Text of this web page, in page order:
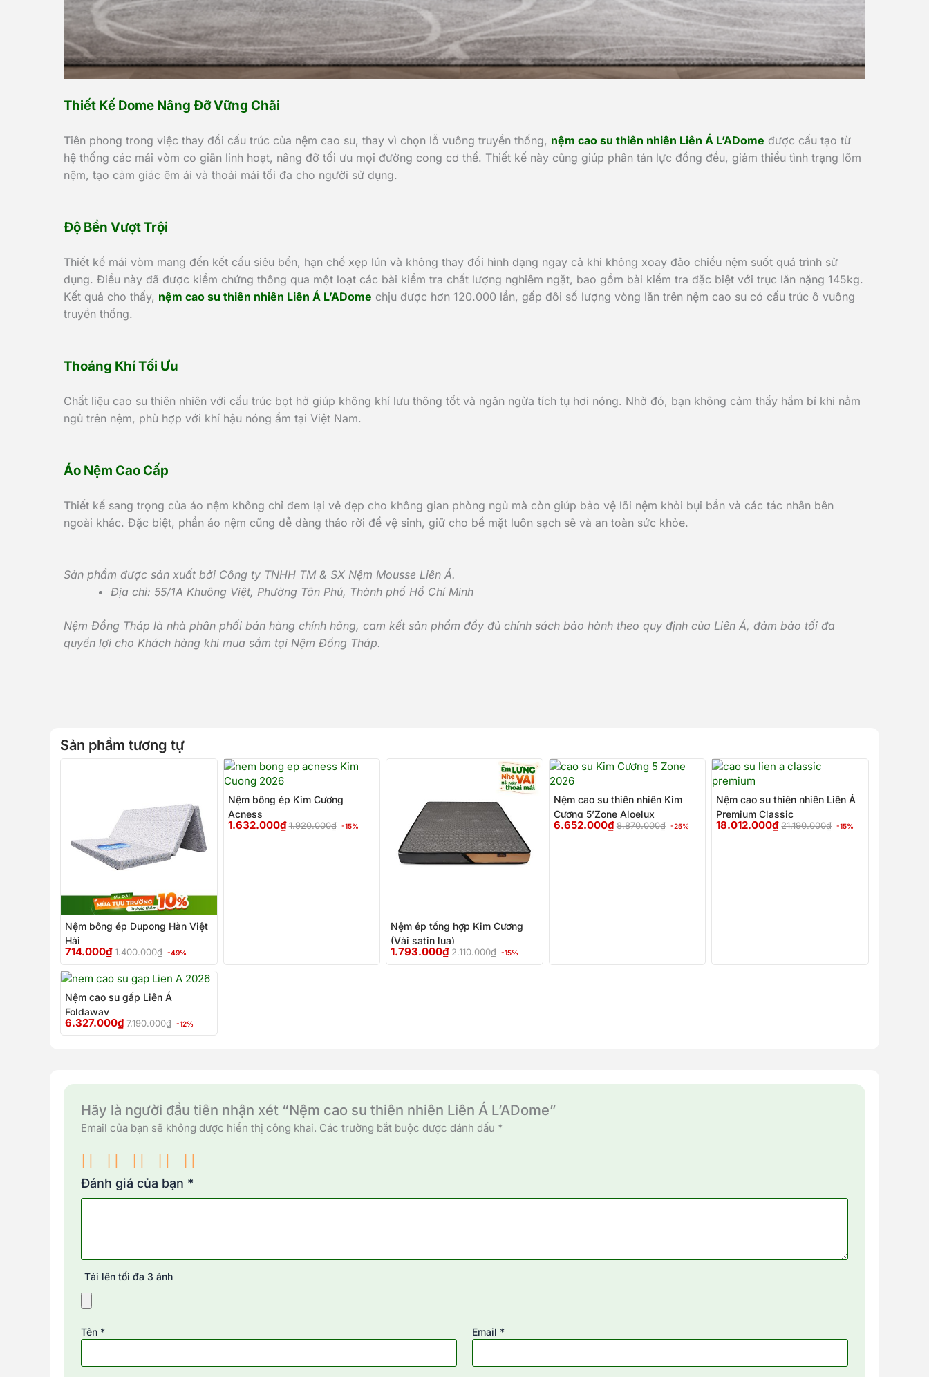
Thiết Kế Dome Nâng Đỡ Vững Chãi
Tiên phong trong việc thay đổi cấu trúc của nệm cao su, thay vì chọn lỗ vuông truyền thống, nệm cao su thiên nhiên Liên Á L’ADome được cấu tạo từ
hệ thống các mái vòm co giãn linh hoạt, nâng đỡ tối ưu mọi đường cong cơ thể. Thiết kế này cũng giúp phân tán lực đồng đều, giảm thiểu tình trạng lõm
nệm, tạo cảm giác êm ái và thoải mái tối đa cho người sử dụng.
Độ Bền Vượt Trội
Thiết kế mái vòm mang đến kết cấu siêu bền, hạn chế xẹp lún và không thay đổi hình dạng ngay cả khi không xoay đảo chiều nệm suốt quá trình sử
dụng. Điều này đã được kiểm chứng thông qua một loạt các bài kiểm tra chất lượng nghiêm ngặt, bao gồm bài kiểm tra đặc biệt với trục lăn nặng 145kg.
Kết quả cho thấy, nệm cao su thiên nhiên Liên Á L’ADome chịu được hơn 120.000 lần, gấp đôi số lượng vòng lăn trên nệm cao su có cấu trúc ô vuông
truyền thống.
Thoáng Khí Tối Ưu
Chất liệu cao su thiên nhiên với cấu trúc bọt hở giúp không khí lưu thông tốt và ngăn ngừa tích tụ hơi nóng. Nhờ đó, bạn không cảm thấy hầm bí khi nằm
ngủ trên nệm, phù hợp với khí hậu nóng ẩm tại Việt Nam.
Áo Nệm Cao Cấp
Thiết kế sang trọng của áo nệm không chỉ đem lại vẻ đẹp cho không gian phòng ngủ mà còn giúp bảo vệ lõi nệm khỏi bụi bẩn và các tác nhân bên
ngoài khác. Đặc biệt, phần áo nệm cũng dễ dàng tháo rời để vệ sinh, giữ cho bề mặt luôn sạch sẽ và an toàn sức khỏe.​
Sản phẩm được sản xuất bởi Công ty TNHH TM & SX Nệm Mousse Liên Á.
Địa chỉ: 55/1A Khuông Việt, Phường Tân Phú, Thành phố Hồ Chí Minh
Nệm Đồng Tháp là nhà phân phối bán hàng chính hãng, cam kết sản phẩm đầy đủ chính sách bảo hành theo quy định của Liên Á, đảm bảo tối đa
quyền lợi cho Khách hàng khi mua sắm tại Nệm Đồng Tháp.
Sản phẩm tương tự
Nệm bông ép Dupong Hàn Việt
Hải
1.400.000₫
1.400.000₫.
714.000₫
là:
714.000₫.
-49%
Nệm bông ép Kim Cương
Acness
1.920.000₫
Giá
1.920.000₫.
1.632.000₫
Giá
là:
-15%
Nệm ép tổng hợp Kim Cương
(Vải satin lụa)
2.110.000₫
Giá
gốc
là:
2.110.000₫.
1.793.000₫
Giá
hiện
tại
là:
1.793.000₫.
-15%
Nệm cao su thiên nhiên Kim
Cương 5’Zone Aloelux
8.870.000₫
Giá
8.870.000₫.
6.652.000₫
Giá
là:
6.652.000₫.
-25%
Nệm cao su thiên nhiên Liên Á
Premium Classic
21.190.000₫
21.190.000₫.
18.012.000₫
là:
-15%
Nệm cao su gấp Liên Á
Foldaway
7.190.000₫
Giá
6.327.000₫
Giá
6.327.000₫.
-12%
Hãy là người đầu tiên nhận xét “Nệm cao su thiên nhiên Liên Á L’ADome”
Email của bạn sẽ không được hiển thị công khai. Các trường bắt buộc được đánh dấu *
Đánh giá của bạn *
Tải lên tối đa 3 ảnh
Tên * Email *